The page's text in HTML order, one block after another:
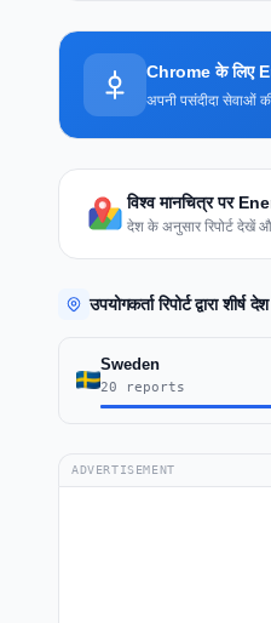
Chrome के लिए
अपनी पसंदीदा सेवाओं
विश्व मानचित्र पर
देश के अनुसार रिपोर्ट देखें
उपयोगकर्ता रिपोर्ट द्वारा शीर्ष देश
Sweden
20 reports
ADVERTISEMENT